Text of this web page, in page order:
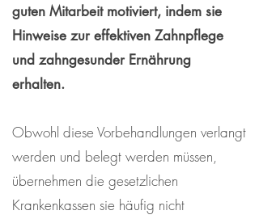
guten Mitarbeit motiviert, indem sie
Hinweise zur effektiven Zahnpflege
und zahngesunder Ernährung
erhalten.
Obwohl diese Vorbehandlungen verlangt
werden und belegt werden müssen,
übernehmen die gesetzlichen
Krankenkassen sie häufig nicht